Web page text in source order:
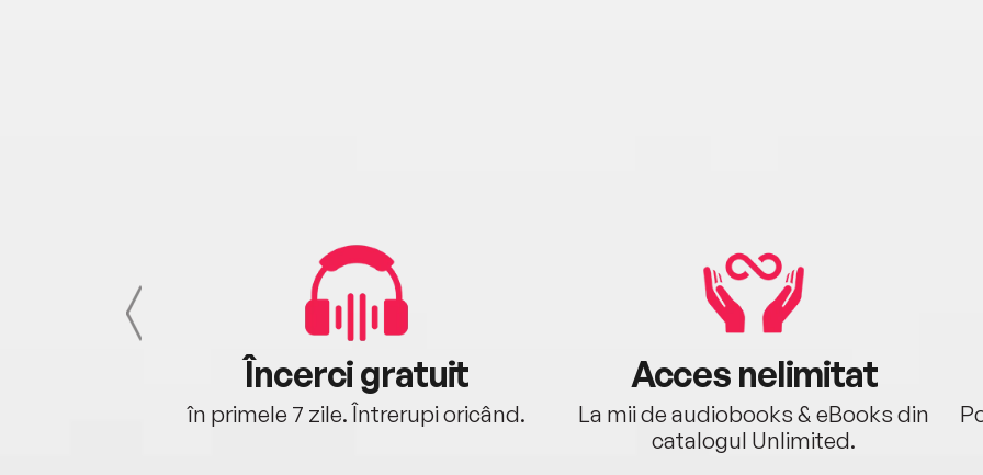
Încerci gratuit
în primele 7 zile. Întrerupi oricând.
Acces nelimitat
La mii de audiobooks & eBooks din
catalogul Unlimited.